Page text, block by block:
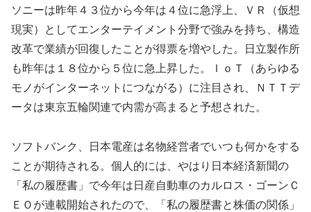
ソニーは昨年４３位から今年は４位に急浮上、ＶＲ（仮想
現実）としてエンターテイメント分野で強みを持ち、構造
改革で業績が回復したことが得票を増やした。日立製作所
も昨年は１８位から５位に急上昇した。ＩｏＴ（あらゆる
モノがインターネットにつながる）に注目され、ＮＴＴデ
ータは東京五輪関連で内需が高まると予想された。
ソフトバンク、日本電産は名物経営者でいつも何かをする
ことが期待される。個人的には、やはり日本経済新聞の
「私の履歴書」で今年は日産自動車のカルロス・ゴーンＣ
ＥＯが連載開始されたので、「私の履歴書と株価の関係」